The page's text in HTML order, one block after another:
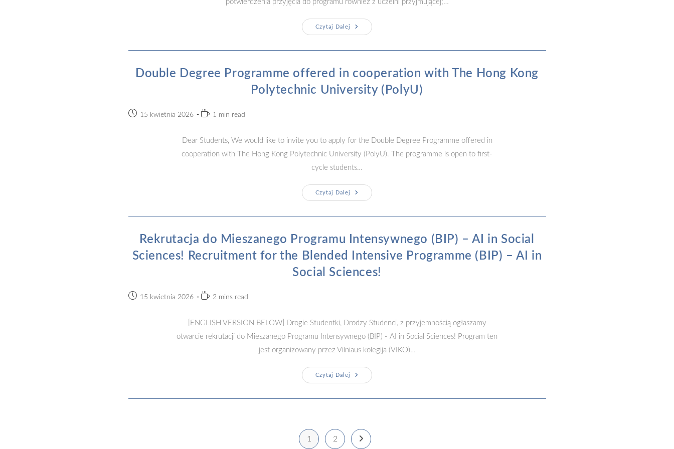
potwierdzenia przyjęcia do programu również z uczelni przyjmującej;…
Czytaj Dalej
WYNIKI
Rekrutacji
Double Degree Programme offered in cooperation with The Hong Kong
Polytechnic University (PolyU)
Post15 kwietnia 2026
Reading1 min read
Dear Students, We would like to invite you to apply for the Double Degree Programme offered in
cooperation with The Hong Kong Polytechnic University (PolyU). The programme is open to first-
cycle students…
Czytaj Dalej
Double
Degree
With The
Hong
Kong
Polytechnic
Rekrutacja do Mieszanego Programu Intensywnego (BIP) – AI in Social
Sciences! Recruitment for the Blended Intensive Programme (BIP) – AI in
Social Sciences!
Post15 kwietnia 2026
Reading2 mins read
[ENGLISH VERSION BELOW] Drogie Studentki, Drodzy Studenci, z przyjemnością ogłaszamy
otwarcie rekrutacji do Mieszanego Programu Intensywnego (BIP) - AI in Social Sciences! Program ten
jest organizowany przez Vilniaus kolegija (VIKO)…
Czytaj Dalej
Rekrutacja
Do
In
Social
Sciences!
1 2 Go to the next page